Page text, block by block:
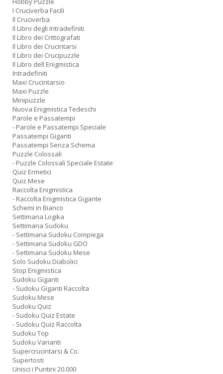
I Cruciverba Facili
Il Cruciverba
Il Libro degli Intradefiniti
Il Libro dei Crittografati
Il Libro dei Crucintarsi
Il Libro dei Crucipuzzle
Il Libro dell Enigmistica
Intradefiniti
Maxi Crucintarsio
Maxi Puzzle
Minipuzzle
Nuova Enigmistica Tedeschi
Parole e Passatempi
- Parole e Passatempi Speciale
Passatempi Giganti
Passatempi Senza Schema
Puzzle Colossali
- Puzzle Colossali Speciale Estate
Quiz Ermetici
Quiz Mese
Raccolta Enigmistica
- Raccolta Enigmistica Gigante
Schemi in Bianco
Settimana Logika
Settimana Sudoku
- Settimana Sudoku Compiega
- Settimana Sudoku GDO
- Settimana Sudoku Mese
Solo Sudoku Diabolici
Stop Enigmistica
Sudoku Giganti
- Sudoku Giganti Raccolta
Sudoku Mese
Sudoku Quiz
- Sudoku Quiz Estate
- Sudoku Quiz Raccolta
Sudoku Top
Sudoku Varianti
Supercrucintarsi & Co.
Supertosti
Unisci i Puntini 20.000